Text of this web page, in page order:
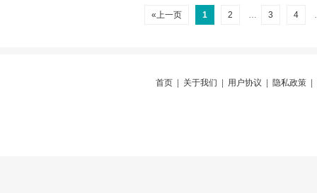
«上一页 1 2 … 3 4
首页 关于我们 用户协议 隐私政策